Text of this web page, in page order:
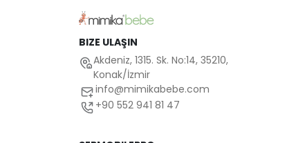
BIZE ULAŞIN
Akdeniz, 1315. Sk. No:14, 35210,
Konak/İzmir
info@mimikabebe.com
+90 552 941 81 47